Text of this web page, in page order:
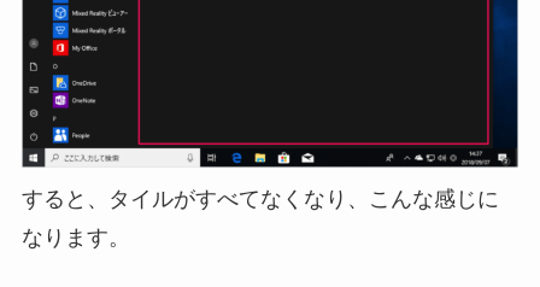
すると、タイルがすべてなくなり、こんな感じに
なります。